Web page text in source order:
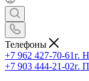
Телефоны
+7 962 427-70-61г.
+7 903 444-21-02г.